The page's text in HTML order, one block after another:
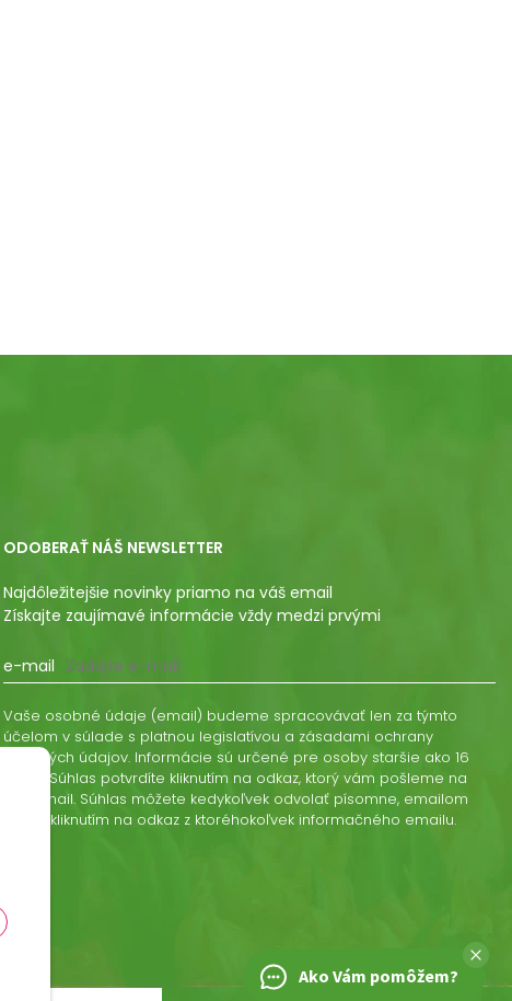
ODOBERAŤ NÁŠ NEWSLETTER
Najdôležitejšie novinky priamo na váš email
Získajte zaujímavé informácie vždy medzi prvými
e-mail
Vaše osobné údaje (email) budeme spracovávať len za týmto
účelom v súlade s platnou legislatívou a zásadami ochrany
osobných údajov. Informácie sú určené pre osoby staršie ako 16
rokov. Súhlas potvrdíte kliknutím na odkaz, ktorý vám pošleme na
váš email. Súhlas môžete kedykoľvek odvolať písomne, emailom
alebo kliknutím na odkaz z ktoréhokoľvek informačného emailu.
Ako Vám pomôžem?